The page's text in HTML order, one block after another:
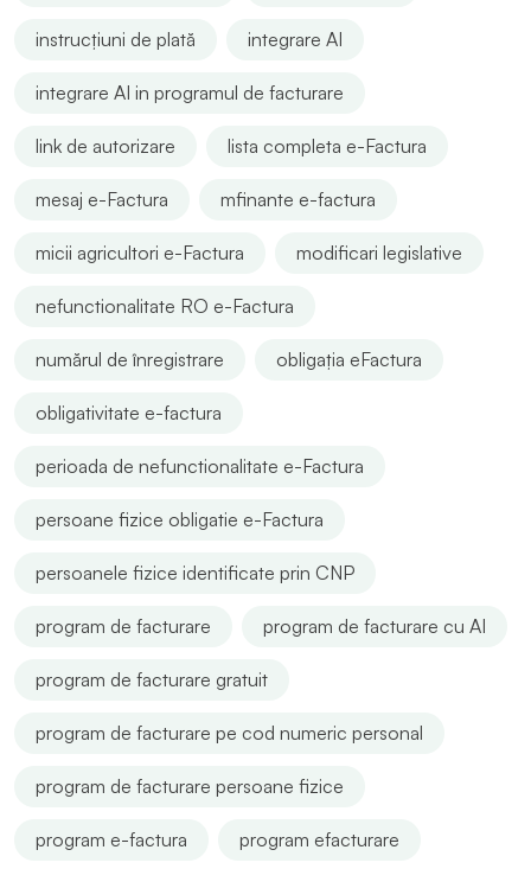
instrucțiuni de plată integrare AI
integrare AI in programul de facturare
link de autorizare lista completa e-Factura
mesaj e-Factura mfinante e-factura
micii agricultori e-Factura modificari legislative
nefunctionalitate RO e-Factura
numărul de înregistrare obligația eFactura
obligativitate e-factura
perioada de nefunctionalitate e-Factura
persoane fizice obligatie e-Factura
persoanele fizice identificate prin CNP
program de facturare program de facturare cu AI
program de facturare gratuit
program de facturare pe cod numeric personal
program de facturare persoane fizice
program e-factura program efacturare